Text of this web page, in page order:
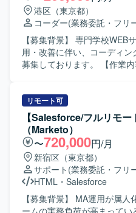
んでいただきます。 【ポジションの魅力】 生成AIを活用し
た法人向けプロダクトのWeb
アウトプットを出していただ
く、UX・導線設計など、サ
いただけます。 AIを積極活
いる環境でご就業いただけ
組みを正しく理解し、レイア
業ができる方を求めていま
イトの構造や目的に合わせ
ます。 単なる作業の代行者
るための運用パートナーとし
す。
港区（東京都）
コーダー(業務委託・フリ
【募集背景】 専門学校WEB
用・改善に伴い、コーディ
募集しております。 【作業内容】 専門学校WEBサイトおよ
をもとにしたHTML/CSSで
改修を中心にご対応いただきます。 【求める人
トの目的や構成を理解しな
ングができる方を求めており
取りながら柔軟に対応いただ
【ポジションの魅力】 教育
わることで、サイト全体の構
ディングスキルを身につけて
を反映した実装に携わるこ
ンドスキルの向上が期待できます。 【開
リモート可
【Salesforce/フルリモ
（Marketo）
〜720,000円/月
新宿区（東京都）
サポート (業務委託・フリ
HTML ・ Salesforce
【募集背景】 MA運用が属
ームの実務負荷が高まって